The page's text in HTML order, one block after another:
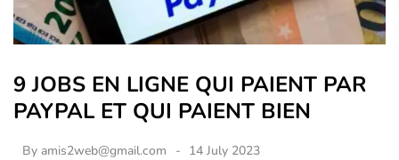
9 JOBS EN LIGNE QUI PAIENT PAR
PAYPAL ET QUI PAIENT BIEN
By amis2web@gmail.com 14 July 2023